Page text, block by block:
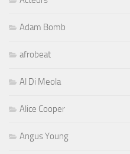
Adam Bomb
afrobeat
Al Di Meola
Alice Cooper
Angus Young